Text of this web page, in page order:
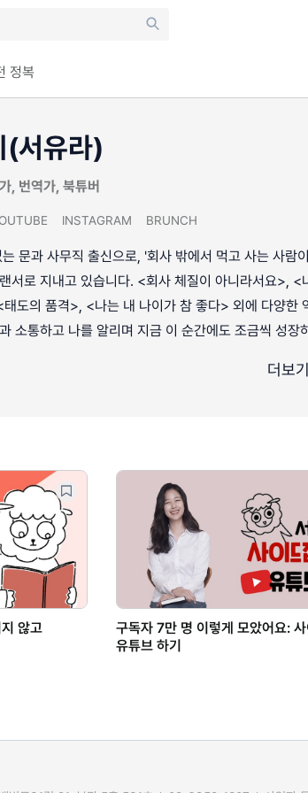
정복
(서유라)
, 번역가, 북튜버
INSTAGRAM BRUNCH
문과 사무직 출신으로, '회사 밖에서 먹고 사는 사
서로 지내고 있습니다. <회사 체질이 아니라서요>,
도의 품격>, <나는 내 나이가 참 좋다> 외에 다양
소통하고 나를 알리며 지금 이 순간에도 조금씩 성장
더보기
않고
구독자 7만 명 이렇게 모았어요:
유튜브 하기